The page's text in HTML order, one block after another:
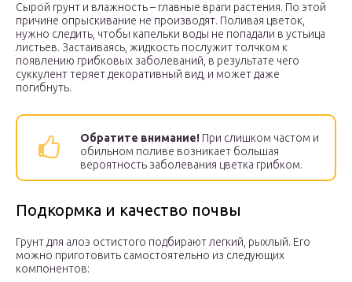
Сырой грунт и влажность – главные враги растения. По этой
причине опрыскивание не производят. Поливая цветок,
нужно следить, чтобы капельки воды не попадали в устьица
листьев. Застаиваясь, жидкость послужит толчком к
появлению грибковых заболеваний, в результате чего
суккулент теряет декоративный вид, и может даже
погибнуть.
Обратите внимание! При слишком частом и
обильном поливе возникает большая
вероятность заболевания цветка грибком.
Подкормка и качество почвы
Грунт для алоэ остистого подбирают легкий, рыхлый. Его
можно приготовить самостоятельно из следующих
компонентов: